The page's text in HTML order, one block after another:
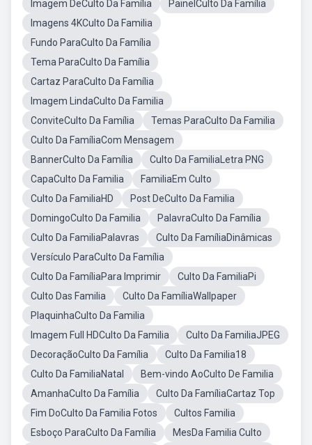
Imagem DeCulto Da Família
PainelCulto Da Família
Imagens 4KCulto Da Familia
Fundo ParaCulto Da Família
Tema ParaCulto Da Família
Cartaz ParaCulto Da Família
Imagem LindaCulto Da Familia
ConviteCulto Da Família
Temas ParaCulto Da Familia
Culto Da FamíliaCom Mensagem
BannerCulto Da Família
Culto Da FamiliaLetra PNG
CapaCulto Da Familia
FamiliaEm Culto
Culto Da FamiliaHD
Post DeCulto Da Familia
DomingoCulto Da Familia
PalavraCulto Da Família
Culto Da FamiliaPalavras
Culto Da FamíliaDinâmicas
Versículo ParaCulto Da Família
Culto Da FamíliaPara Imprimir
Culto Da FamiliaPi
Culto Das Familia
Culto Da FamíliaWallpaper
PlaquinhaCulto Da Familia
Imagem Full HDCulto Da Familia
Culto Da FamiliaJPEG
DecoraçãoCulto Da Família
Culto Da Familia18
Culto Da FamiliaNatal
Bem-vindo AoCulto De Familia
AmanhaCulto Da Família
Culto Da FamíliaCartaz Top
Fim DoCulto Da Familia Fotos
Cultos Familia
Esboço ParaCulto Da Família
MesDa Familia Culto